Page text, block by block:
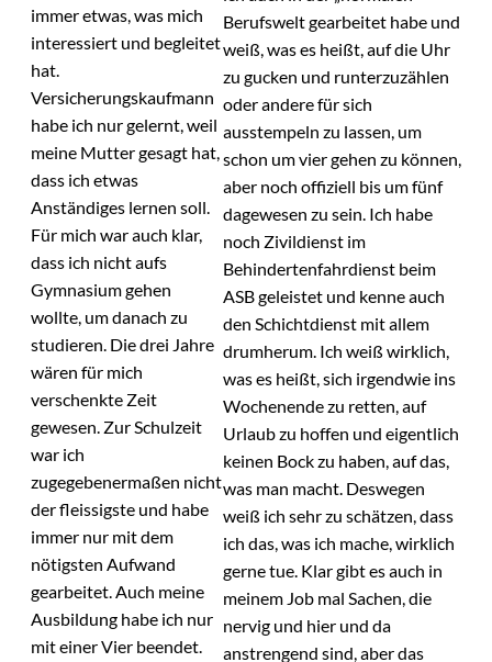
immer etwas, was mich
interessiert und begleitet
hat.
Versicherungskaufmann
habe ich nur gelernt, weil
meine Mutter gesagt hat,
dass ich etwas
Anständiges lernen soll.
Für mich war auch klar,
dass ich nicht aufs
Gymnasium gehen
wollte, um danach zu
studieren. Die drei Jahre
wären für mich
verschenkte Zeit
gewesen. Zur Schulzeit
war ich
zugegebenermaßen nicht
der fleissigste und habe
immer nur mit dem
nötigsten Aufwand
gearbeitet. Auch meine
Ausbildung habe ich nur
mit einer Vier beendet.
Berufswelt gearbeitet habe und
weiß, was es heißt, auf die Uhr
zu gucken und runterzuzählen
oder andere für sich
ausstempeln zu lassen, um
schon um vier gehen zu können,
aber noch offiziell bis um fünf
dagewesen zu sein. Ich habe
noch Zivildienst im
Behindertenfahrdienst beim
ASB geleistet und kenne auch
den Schichtdienst mit allem
drumherum. Ich weiß wirklich,
was es heißt, sich irgendwie ins
Wochenende zu retten, auf
Urlaub zu hoffen und eigentlich
keinen Bock zu haben, auf das,
was man macht. Deswegen
weiß ich sehr zu schätzen, dass
ich das, was ich mache, wirklich
gerne tue. Klar gibt es auch in
meinem Job mal Sachen, die
nervig und hier und da
anstrengend sind, aber das